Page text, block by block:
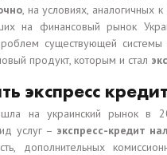
, на условиях, аналогичных
на финансовый рынок
существующей
продукт, которым и стал
экспресс
на украинский рынок в
услуг – экспресс-кредит
дополнительных